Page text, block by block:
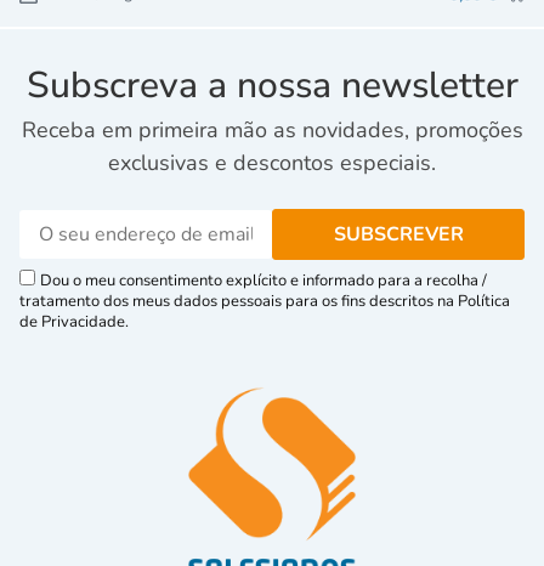
Subscreva a nossa newsletter
Receba em primeira mão as novidades, promoções
exclusivas e descontos especiais.
Dou o meu consentimento explícito e informado para a recolha /
tratamento dos meus dados pessoais para os fins descritos na Política
de Privacidade.